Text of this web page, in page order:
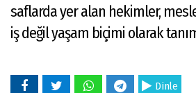
saflarda yer alan hekimler,
iş değil yaşam biçimi olarak
Dinle